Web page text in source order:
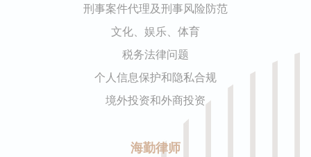
刑事案件代理及刑事风险防范
文化、娱乐、体育
税务法律问题
个人信息保护和隐私合规
境外投资和外商投资
海勤律师